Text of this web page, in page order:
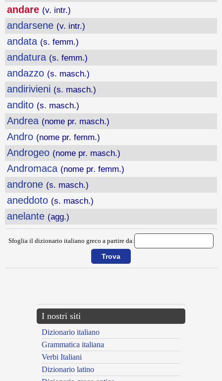
andare (v. intr.)
andarsene (v. intr.)
andata (s. femm.)
andatura (s. femm.)
andazzo (s. masch.)
andirivieni (s. masch.)
andito (s. masch.)
Andrea (nome pr. masch.)
Andro (nome pr. femm.)
Androgeo (nome pr. masch.)
Andromaca (nome pr. femm.)
androne (s. masch.)
aneddoto (s. masch.)
anelante (agg.)
Sfoglia il dizionario italiano greco a partire da:
I nostri siti
Dizionario italiano
Grammatica italiana
Verbi Italiani
Dizionario latino